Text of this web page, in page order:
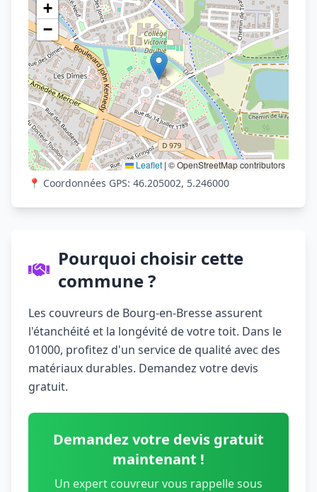
+
−
Leaflet | © OpenStreetMap contributors
Voir sur OpenStreetMap
📍 Coordonnées GPS: 46.205002, 5.246000
Pourquoi choisir cette
commune ?
Les couvreurs de Bourg-en-Bresse assurent
l'étanchéité et la longévité de votre toit. Dans le
01000, profitez d'un service de qualité avec des
matériaux durables. Demandez votre devis
gratuit.
Demandez votre devis gratuit
maintenant !
Un expert couvreur vous rappelle sous